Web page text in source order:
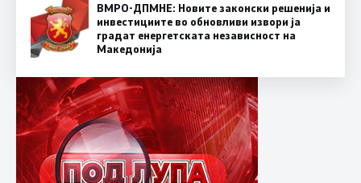
ВМРО-ДПМНЕ: Новите законски решенија и
инвестициите во обновливи извори ја
градат енергетската независност на
Македонија